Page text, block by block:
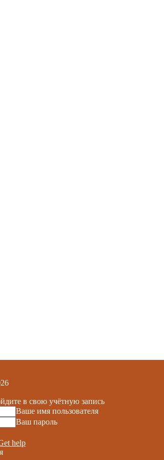
в свою учётную запись
Ваше имя пользователя
Ваш пароль
help